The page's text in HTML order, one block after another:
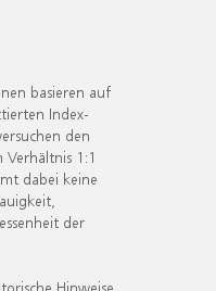
basieren auf
Index-
den
1:1
dabei keine
der